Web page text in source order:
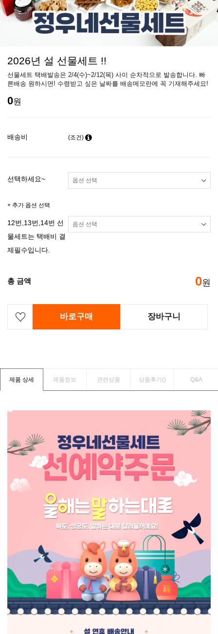
2026년 설 선물세트 !!
선물세트 택배발송은 2/4(수)~2/12(목) 사이 순차적으로 발송합니다. 빠
른배송 원하시면! 수령받고 싶은 날짜를 배송메모란에 꼭 기재해주세요!
0원
배송비 (조건)
선택하세요~
+ 추가 옵션 선택
12번,13번,14번 선
물세트는 택배비 결
제필수입니다.
총 금액 0원
바로구매 장바구니
제품 상세 제품정보 관련상품 상품후기() Q&A